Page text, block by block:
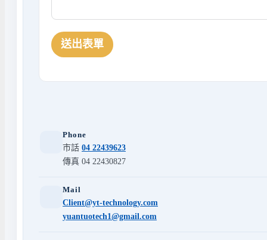
送出表單
Phone
市話 04 22439623
傳真 04 22430827
Mail
Client@yt-technology.com
yuantuotech1@gmail.com